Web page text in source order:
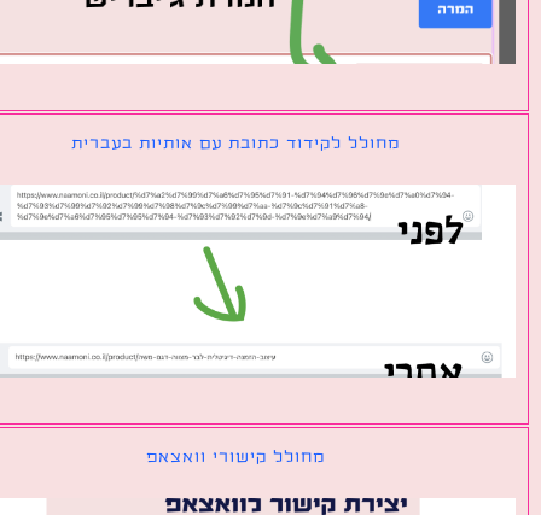
מחולל לקידוד כתובת עם אותיות בעברית
מחולל קישורי וואצאפ